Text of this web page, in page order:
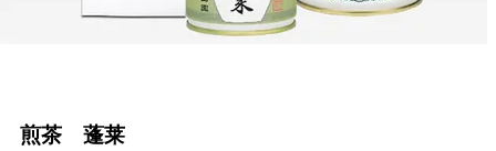
煎茶 蓬莱